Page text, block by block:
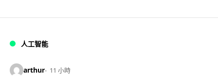
人工智能
arthur 11 小時